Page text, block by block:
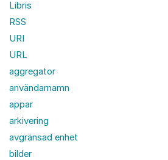
Libris
RSS
URI
URL
aggregator
användarnamn
appar
arkivering
avgränsad enhet
bilder